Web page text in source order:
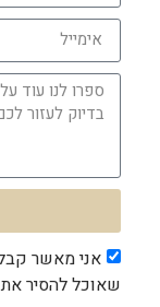
אני מאשר
שאוכל להסיר